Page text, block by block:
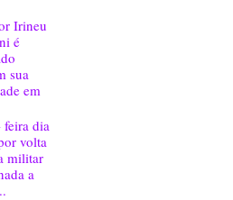
Irineu
é
sua
em
feira dia
volta
militar
a